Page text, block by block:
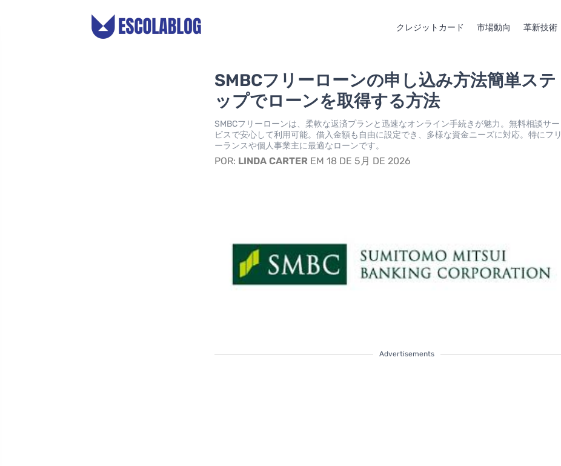
クレジットカード 市場動向 革新技術
SMBCフリーローンの申し込み方法簡単ステ
ップでローンを取得する方法
SMBCフリーローンは、柔軟な返済プランと迅速なオンライン手続きが魅力。無料相談サー
ビスで安心して利用可能。借入金額も自由に設定でき、多様な資金ニーズに対応。特にフリ
ーランスや個人事業主に最適なローンです。
POR: LINDA CARTER EM 18 DE 5月 DE 2026
Advertisements